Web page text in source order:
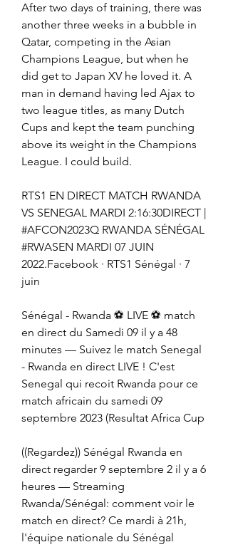
After two days of training, there was
another three weeks in a bubble in
Qatar, competing in the Asian
Champions League, but when he
did get to Japan XV he loved it. A
man in demand having led Ajax to
two league titles, as many Dutch
Cups and kept the team punching
above its weight in the Champions
League. I could build.
RTS1 EN DIRECT MATCH RWANDA
VS SENEGAL MARDI 2:16:30DIRECT |
#AFCON2023Q RWANDA SÉNÉGAL
#RWASEN MARDI 07 JUIN
2022.Facebook · RTS1 Sénégal · 7
juin
Sénégal - Rwanda ⚽ LIVE ⚽ match
en direct du Samedi 09 il y a 48
minutes — Suivez le match Senegal
- Rwanda en direct LIVE ! C'est
Senegal qui recoit Rwanda pour ce
match africain du samedi 09
septembre 2023 (Resultat Africa Cup
((Regardez)) Sénégal Rwanda en
direct regarder 9 septembre 2 il y a 6
heures — Streaming
Rwanda/Sénégal: comment voir le
match en direct? Ce mardi à 21h,
l'équipe nationale du Sénégal